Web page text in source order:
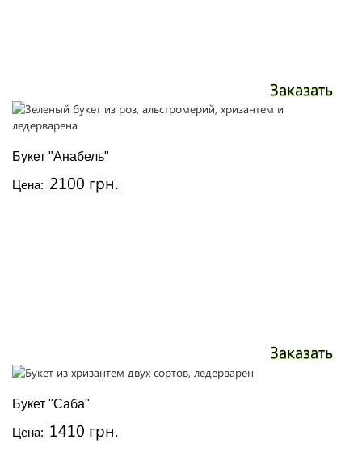
Заказать
Букет "Анабель"
Цена: 2100 грн.
Заказать
Букет "Саба"
Цена: 1410 грн.